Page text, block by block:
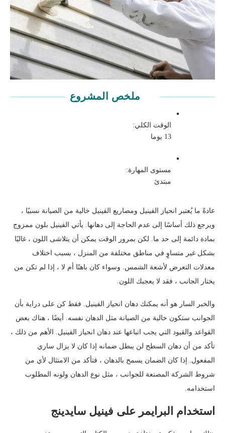
ملخص المشروع
الوقت الكلي:
13 يوما
مستوى المهارة:
مبتدئ
عادةً ما يُعتبر انحياز الفينيل ومصاريع الفينيل خالية من الصيانة نسبيًا ،
ويرجع ذلك أساسًا إلى عدم الحاجة إلى دهانها. يأتي الفينيل بلون ممزوج
بمادة دائمة إلى حد ما. لكن بمرور الوقت يمكن أن يتلاشى اللون ، غالبًا
بشكل غير متساوٍ في مناطق مختلفة من المنزل ، بسبب اختلاف
معدلات التعرض لأشعة الشمس. وسواء كان باهتًا أم لا ، إذا لم تكن من
يختار الجانب ، فقد لا يعجبك اللون.
والخبر السار هو أنه يمكنك دهان انحياز الفينيل. فقط كن على دراية بأن
الجوانب ستكون خالية من الصيانة مثل الدهان نفسه. أيضًا ، هناك بعض
القواعد والقيود التي يجب اتباعها عند دهان انحياز الفينيل. الأهم من ذلك ،
تأكد من أن دهان السطح لن يبطل ضمانه إذا كان لا يزال ساري
المفعول. إذا كان الضمان يسمح بالدهان ، فتأكد من الامتثال لأي من
شروط الشركة المصنعة للجوانب ، مثل نوع الدهان ولونه المطلوب
استخدامه.
استخدام البرايمر على فينيل سايدينج